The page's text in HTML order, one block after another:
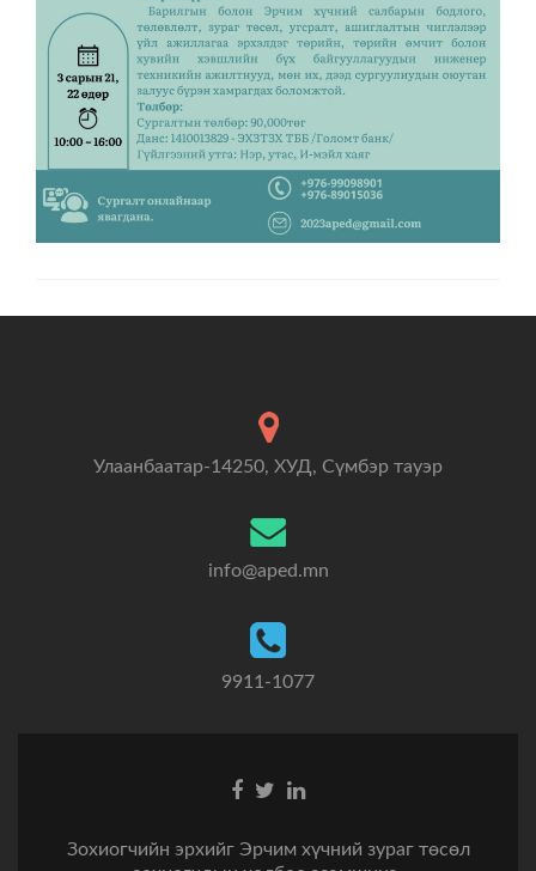
Улаанбаатар-14250, ХУД, Сүмбэр тауэр
info@aped.mn
9911-1077
Зохиогчийн эрхийг Эрчим хүчний зураг төсөл